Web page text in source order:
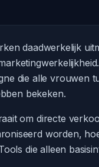
daadwerkelijk
die alle vrouwen
bekeken.
om directe
worden,
die alleen